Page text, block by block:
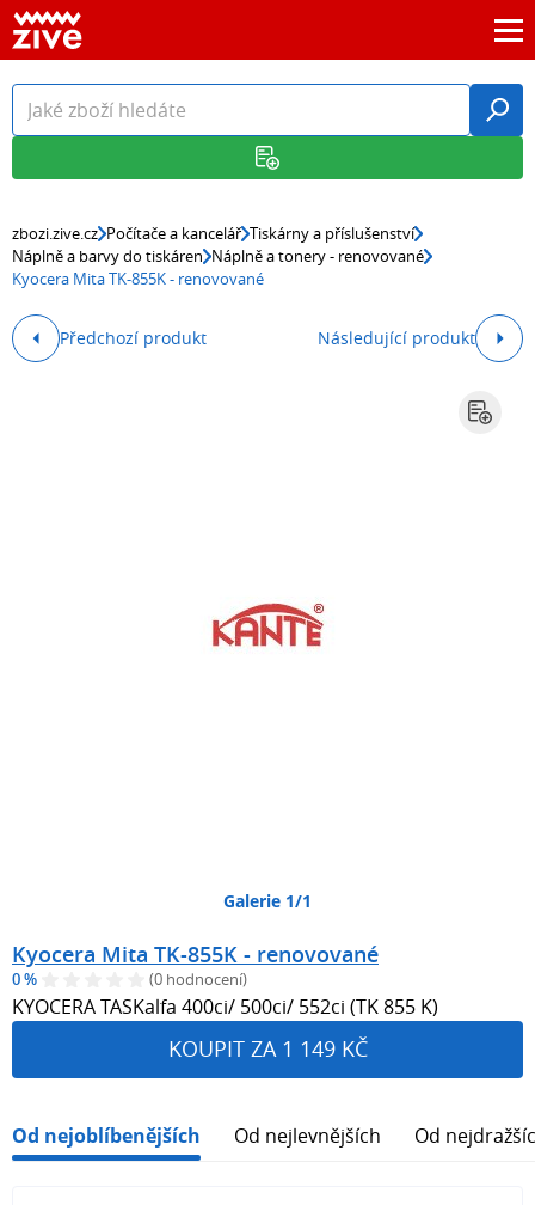
zbozi.zive.cz Počítače a kancelář Tiskárny a příslušenství
Náplně a barvy do tiskáren Náplně a tonery - renovované
Kyocera Mita TK-855K - renovované
Předchozí produkt Následující produkt
Galerie 1/1
Kyocera Mita TK-855K - renovované
0 % (0 hodnocení)
KYOCERA TASKalfa 400ci/ 500ci/ 552ci (TK 855 K)
KOUPIT ZA 1 149 KČ
Od nejoblíbenějších Od nejlevnějších Od